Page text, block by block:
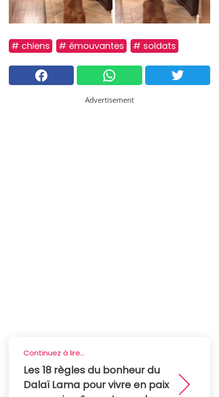
# chiens # émouvantes # soldats
Advertisement
Continuez à lire...
Les 18 règles du bonheur du
Dalaï Lama pour vivre en paix